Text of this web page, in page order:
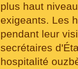
plus haut
exigeants. Les
pendant leur
secrétaires
hospitalité